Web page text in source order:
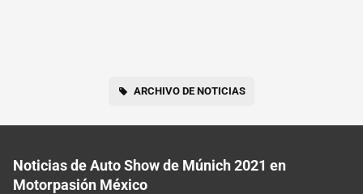
ARCHIVO DE NOTICIAS
Noticias de Auto Show de Múnich 2021 en
Motorpasión México